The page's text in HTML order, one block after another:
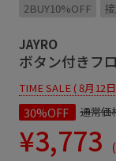
2BUY10%OFF
JAYRO
ボタン付きフ
TIME SALE ( 8月12
30%OFF 通常価
¥3,773